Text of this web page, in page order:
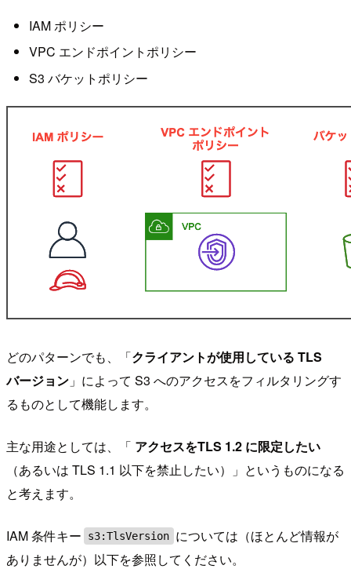
IAM ポリシー
VPC エンドポイントポリシー
S3 バケットポリシー
どのパターンでも、「クライアントが使用している TLS
バージョン 」によって S3 へのアクセスをフィルタリングす
るものとして機能します。
主な用途としては、「 アクセスをTLS 1.2 に限定したい
（あるいは TLS 1.1 以下を禁止したい）」というものになる
と考えます。
IAM 条件キー s3:TlsVersion については（ほとんど情報が
ありませんが）以下を参照してください。